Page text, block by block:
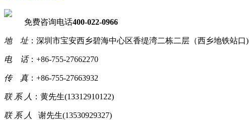
免费咨询电话400-022-0966
地 址：深圳市宝安西乡碧海中心区香缇湾二栋二层（西乡地铁站口)
电 话：+86-755-27662270
传 真：+86-755-27663932
联 系 人 ：黄先生(13312910122)
联 系 人 谢先生(13530929327)